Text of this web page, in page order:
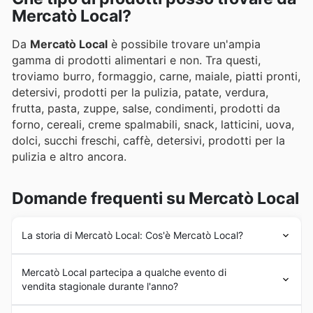
Mercatò Local?
Da Mercatò Local è possibile trovare un'ampia
gamma di prodotti alimentari e non. Tra questi,
troviamo burro, formaggio, carne, maiale, piatti pronti,
detersivi, prodotti per la pulizia, patate, verdura,
frutta, pasta, zuppe, salse, condimenti, prodotti da
forno, cereali, creme spalmabili, snack, latticini, uova,
dolci, succhi freschi, caffè, detersivi, prodotti per la
pulizia e altro ancora.
Domande frequenti su Mercatò Local
La storia di Mercatò Local: Cos'è Mercatò Local?
Successivamente, nel 2007, ha aperto il primo Mercatò
a Torino e si è rapidamente radicato nelle province di
Torino, Imperia e Vercelli. Da allora, Mercatò ha
Mercatò Local partecipa a qualche evento di
vendita stagionale durante l'anno?